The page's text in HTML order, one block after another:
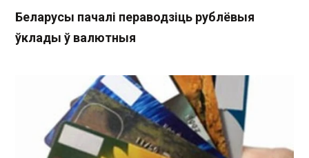
Беларусы пачалі пераводзіць рублёвыя
ўклады ў валютныя